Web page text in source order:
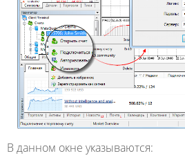
В данном окне указываются: